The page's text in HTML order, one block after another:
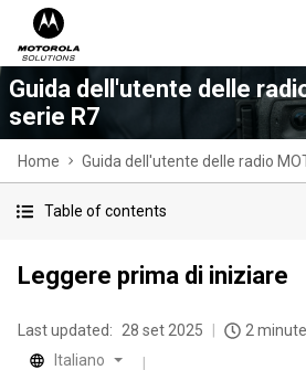
Guida dell'utente delle
serie R7
Home Guida dell'utente delle radio
Table of contents
Leggere prima di iniziare
Last updated: 28 set 2025
2
Italiano